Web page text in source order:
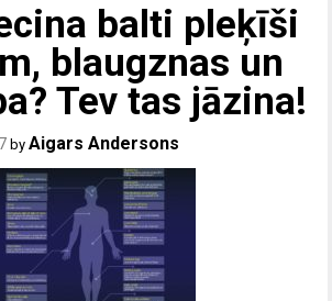
balti pleķīši
blaugznas un
Tev tas jāzina!
byAigars Andersons